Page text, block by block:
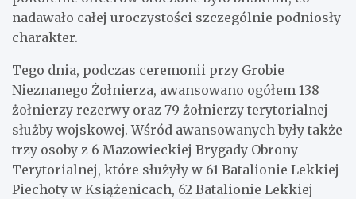
nadawało całej uroczystości szczególnie podniosły
charakter.
Tego dnia, podczas ceremonii przy Grobie
Nieznanego Żołnierza, awansowano ogółem 138
żołnierzy rezerwy oraz 79 żołnierzy terytorialnej
służby wojskowej. Wśród awansowanych były także
trzy osoby z 6 Mazowieckiej Brygady Obrony
Terytorialnej, które służyły w 61 Batalionie Lekkiej
Piechoty w Książenicach, 62 Batalionie Lekkiej